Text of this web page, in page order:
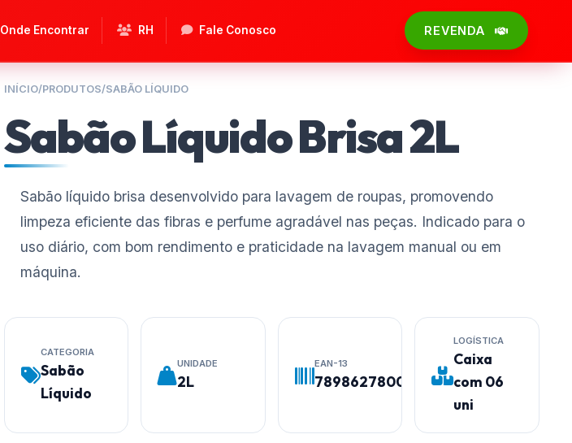
Onde Encontrar RH Fale Conosco REVENDA
INÍCIO/PRODUTOS/SABÃO LÍQUIDO
Sabão Líquido Brisa 2L
Sabão líquido brisa desenvolvido para lavagem de roupas, promovendo
limpeza eficiente das fibras e perfume agradável nas peças. Indicado para o
uso diário, com bom rendimento e praticidade na lavagem manual ou em
máquina.
CATEGORIA
Sabão
Líquido
UNIDADE
2L
EAN-13
7898627800409
LOGÍSTICA
Caixa
com 06
uni